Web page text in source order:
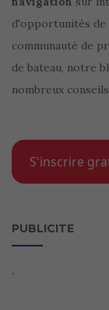
d'opportunités de
communauté de
de bateau, notre
nombreux
S'inscrire
PUBLICITE
`